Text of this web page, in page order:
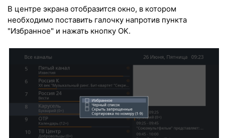
В центре экрана отобразится окно, в котором
необходимо поставить галочку напротив пункта
"Избранное" и нажать кнопку OK.